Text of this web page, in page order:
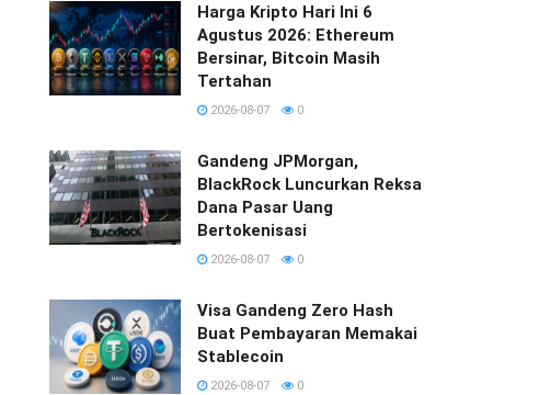
Harga Kripto Hari Ini 6
Agustus 2026: Ethereum
Bersinar, Bitcoin Masih
Tertahan
2026-08-07 0
Gandeng JPMorgan,
BlackRock Luncurkan Reksa
Dana Pasar Uang
Bertokenisasi
2026-08-07 0
Visa Gandeng Zero Hash
Buat Pembayaran Memakai
Stablecoin
2026-08-07 0